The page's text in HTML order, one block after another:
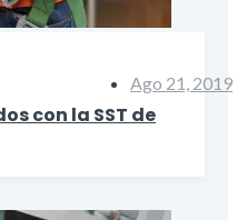
Ago 21, 2019
con la SST de